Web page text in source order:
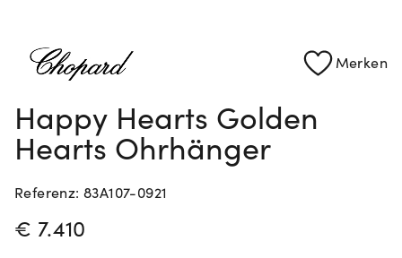
Merken
Happy Hearts Golden
Hearts Ohrhänger
Referenz: 83A107-0921
PREISINFORMATIONEN
€ 7.410